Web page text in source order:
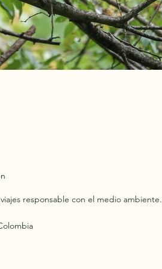
responsable con el medio ambiente.